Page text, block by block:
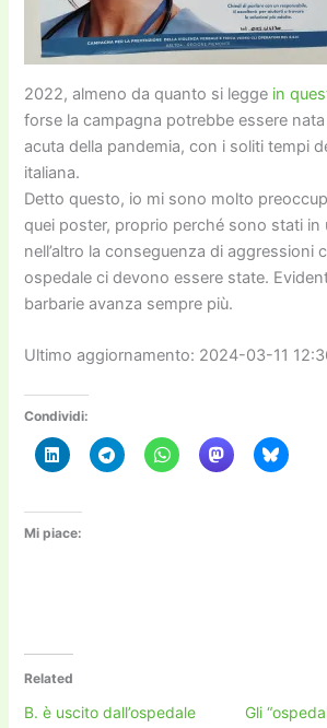
2022, almeno da quanto si legge in
forse la campagna potrebbe essere
acuta della pandemia, con i soliti tempi
italiana.
Detto questo, io mi sono molto
quei poster, proprio perché sono stati in
nell’altro la conseguenza di aggressioni
ospedale ci devono essere state.
barbarie avanza sempre più.
Ultimo aggiornamento: 2024-03-11
Condividi:
Mi piace:
Related
B. è uscito dall’ospedale
Gli